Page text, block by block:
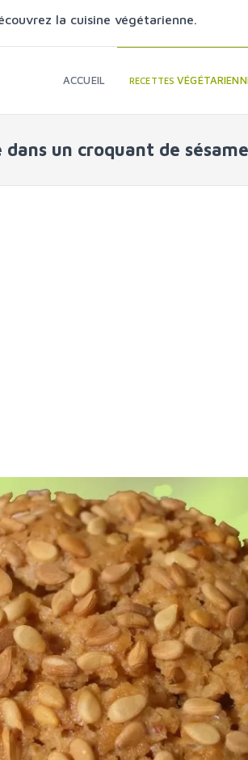
la cuisine végétarienne.
ACCUEIL RECETTES
un croquant de